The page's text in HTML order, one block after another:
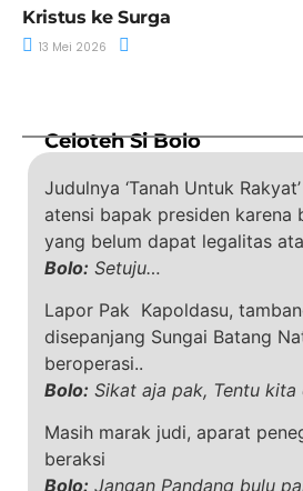
Kristus ke Surga
13 Mei 2026
Celoteh Si Bolo
Judulnya ‘Tanah Untuk
atensi bapak presiden karena
yang belum dapat legalitas
Bolo: Setuju…
Lapor Pak Kapoldasu,
disepanjang Sungai Batang
beroperasi..
Bolo: Sikat aja pak, Tentu kita
Masih marak judi, aparat
beraksi
Bolo: Jangan Pandang bulu